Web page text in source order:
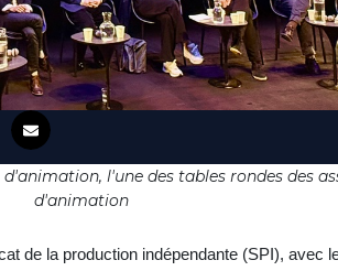
l'une des tables rondes des
d'animation
de la production indépendante (SPI), avec